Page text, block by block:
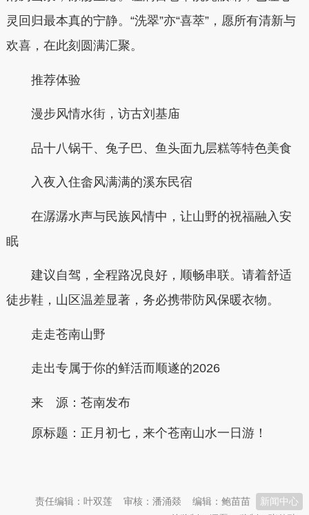
灵回归最本真的宁静。“洗翠”亦“喜萃”，愿所有清新与
欢喜，在此刻圆满汇聚。
推荐体验
漫步风情水街，访古刘基庙
品十八锅干、兔子巴、鱼头面九层糕等特色美食
入夜入住畲风满满的溪东民宿
在潺潺水声与民族风情中，让山野的祝福融入安
眠
建议自驾，全程路况良好，顺畅串联。请着舒适
徒步鞋，山区温差显著，务必携带防风保暖衣物。
走走苍南山野
走出专属于你的鲜活而顺遂的2026
来 源：苍南发布
原标题： 正月初七，来个苍南山水一日游！
新闻中心
编辑：鲍苗苗
审核：潘涌燚
责任编辑：叶双莲